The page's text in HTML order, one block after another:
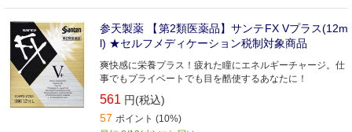
参天製薬 【第2類医薬品】サンテFX Vプラス(12m
l) ★セルフメディケーション税制対象商品
爽快感に栄養プラス！疲れた瞳にエネルギーチャージ。仕
事でもプライベートでも目を酷使するあなたに！
561 円(税込)
57 ポイント (10%)